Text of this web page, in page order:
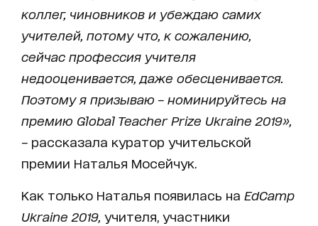
коллег, чиновников и убеждаю самих
учителей, потому что, к сожалению,
сейчас профессия учителя
недооценивается, даже обесценивается.
Поэтому я призываю – номинируйтесь на
премию Global Teacher Prize Ukraine 2019»,
– рассказала куратор учительской
премии Наталья Мосейчук.
Как только Наталья появилась на EdCamp
Ukraine 2019, учителя, участники